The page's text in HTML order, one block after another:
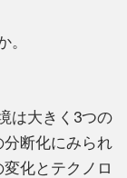
。
は大きく3つの
断化にみられ
化とテクノロ